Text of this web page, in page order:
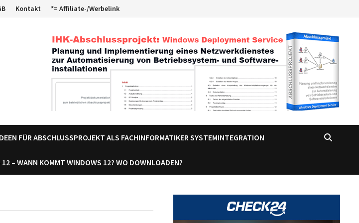
Kontakt *= Affiliate-/Werbelink
FÜR ABSCHLUSSPROJEKT ALS FACHINFORMATIKER SYSTEMINTEGRATION
– WANN KOMMT WINDOWS 12? WO DOWNLOADEN?